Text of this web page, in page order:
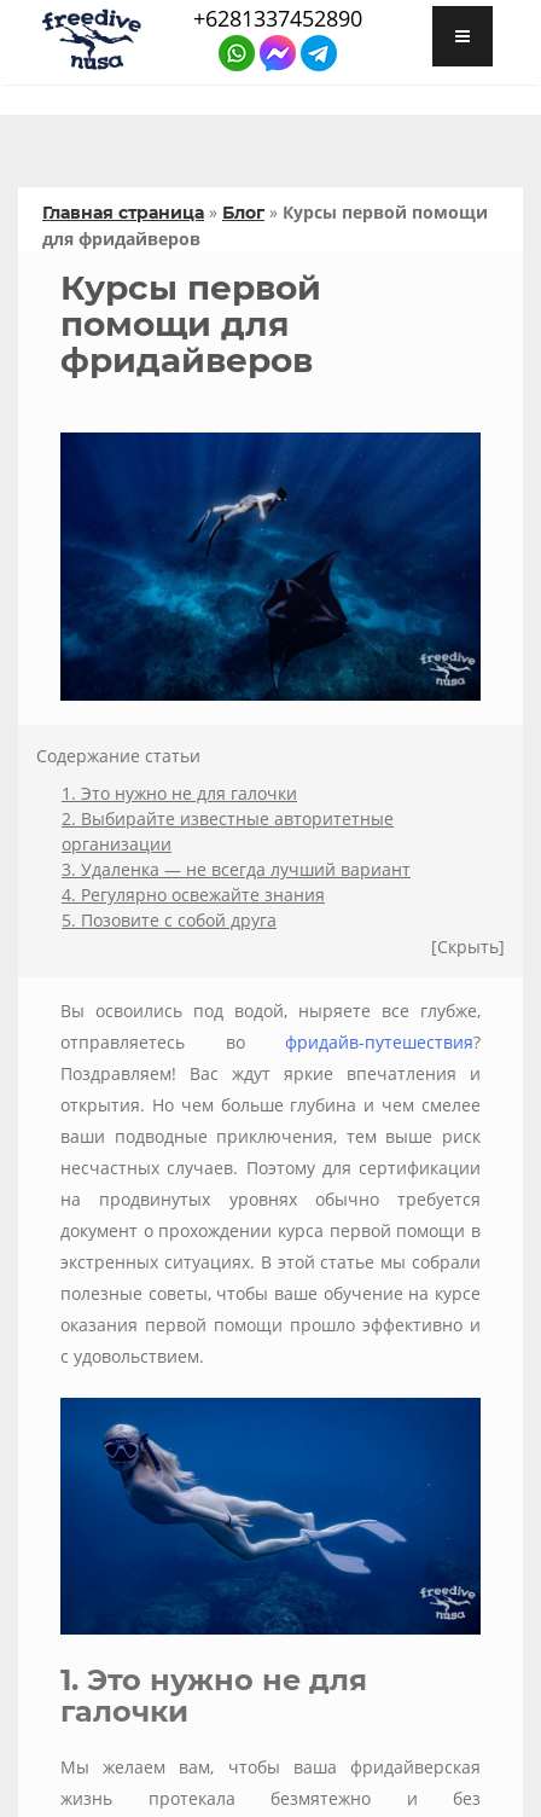
+6281337452890
Главная страница » Блог » Курсы первой помощи
для фридайверов
Курсы первой
помощи для
фридайверов
Содержание статьи
1. Это нужно не для галочки
2. Выбирайте известные авторитетные
организации
3. Удаленка — не всегда лучший вариант
4. Регулярно освежайте знания
5. Позовите с собой друга
[Скрыть]
Вы освоились под водой, ныряете все глубже,
отправляетесь во фридайв-путешествия?
Поздравляем! Вас ждут яркие впечатления и
открытия. Но чем больше глубина и чем смелее
ваши подводные приключения, тем выше риск
несчастных случаев. Поэтому для сертификации
на продвинутых уровнях обычно требуется
документ о прохождении курса первой помощи в
экстренных ситуациях. В этой статье мы собрали
полезные советы, чтобы ваше обучение на курсе
оказания первой помощи прошло эффективно и
с удовольствием.
1. Это нужно не для
галочки
Мы желаем вам, чтобы ваша фридайверская
жизнь протекала безмятежно и без